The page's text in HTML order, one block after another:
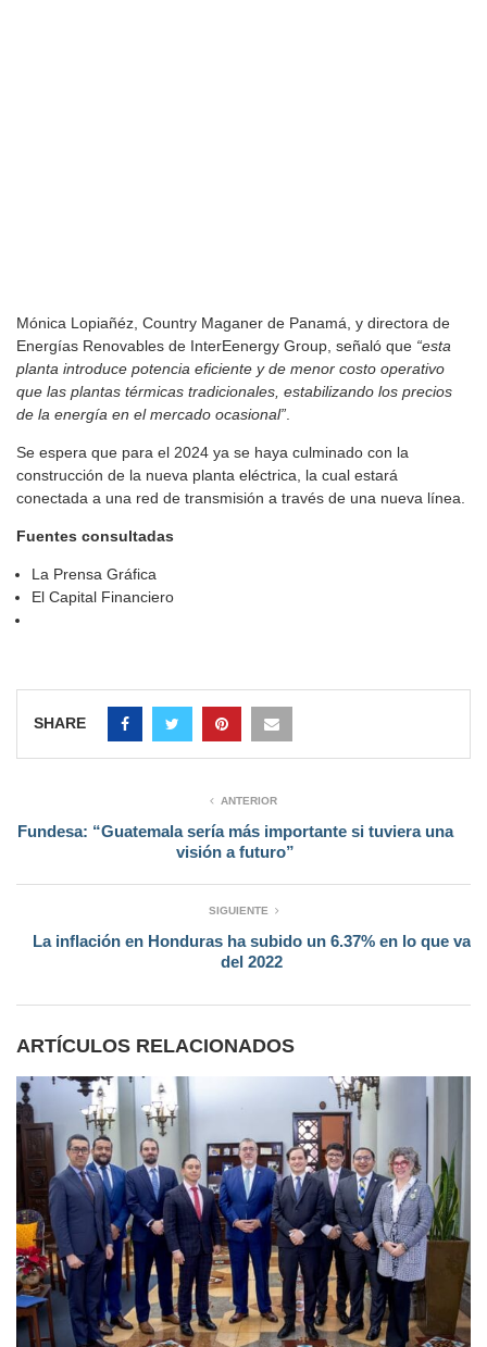
Mónica Lopiañéz, Country Maganer de Panamá, y directora de
Energías Renovables de InterEenergy Group, señaló que “esta
planta introduce potencia eficiente y de menor costo operativo
que las plantas térmicas tradicionales, estabilizando los precios
de la energía en el mercado ocasional”.
Se espera que para el 2024 ya se haya culminado con la
construcción de la nueva planta eléctrica, la cual estará
conectada a una red de transmisión a través de una nueva línea.
Fuentes consultadas
La Prensa Gráfica
El Capital Financiero
SHARE
ANTERIOR
Fundesa: “Guatemala sería más importante si tuviera una
visión a futuro”
SIGUIENTE
La inflación en Honduras ha subido un 6.37% en lo que va
del 2022
ARTÍCULOS RELACIONADOS